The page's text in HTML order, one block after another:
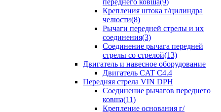
переднего ковша(9)
Крепления штока г/цилиндра
челюсти(8)
Рычаги передней стрелы и их
соединения(3)
Соединение рычага передней
стрелы со стрелой(13)
Двигатель и навесное оборудование
Двигатель CAT C4.4
Передняя стрела VIN DPH
Cоединение рычагов переднего
ковша(11)
Крепление основания г/